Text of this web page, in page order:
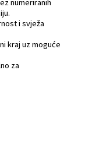
numeriranih
i svježa
kraj uz moguće
za